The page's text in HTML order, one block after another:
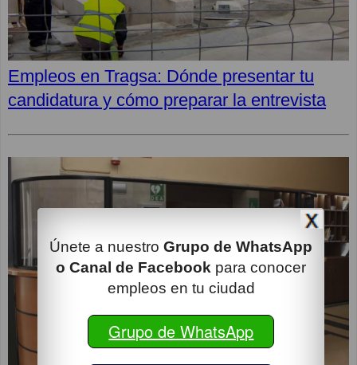
Únete a nuestro Grupo de WhatsApp
o Canal de Facebook para conocer
empleos en tu ciudad
Grupo de WhatsApp
Empleos en Tragsa: Dónde presentar tu
candidatura y cómo preparar la entrevista